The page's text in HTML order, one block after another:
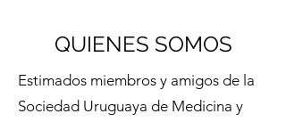
QUIENES SOMOS
Estimados miembros y amigos de la
Sociedad Uruguaya de Medicina y